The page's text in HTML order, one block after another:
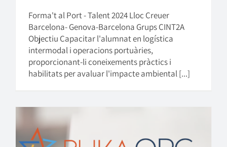
Forma't al Port - Talent 2024 Lloc Creuer
Barcelona- Genova-Barcelona Grups CINT2A
Objectiu Capacitar l'alumnat en logística
intermodal i operacions portuàries,
proporcionant-li coneixements pràctics i
habilitats per avaluar l'impacte ambiental [...]